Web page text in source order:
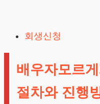
content
회생신청
배우자모르
절차와 진행